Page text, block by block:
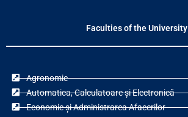
Faculties of the University
Agronomie
Automatica, Calculatoare și Electronică
Economie și Administrarea Afacerilor